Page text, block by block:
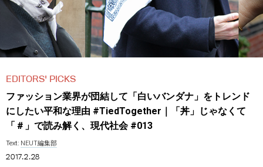
EDITORS' PICKS
ファッション業界が団結して「白いバンダナ」をトレンド
にしたい平和な理由 #TiedTogether｜「丼」じゃなくて
「＃」で読み解く、現代社会 #013
Text: NEUT編集部
2017.2.28